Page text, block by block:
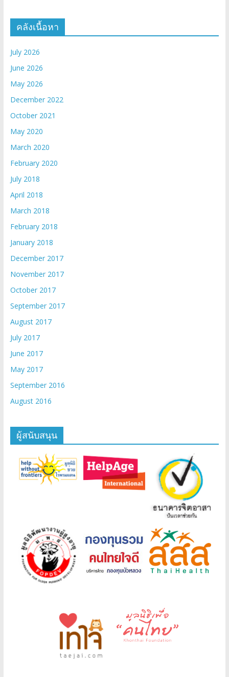
คลังเนื้อหา
July 2026
June 2026
May 2026
December 2022
October 2021
May 2020
March 2020
February 2020
July 2018
April 2018
March 2018
February 2018
January 2018
December 2017
November 2017
October 2017
September 2017
August 2017
July 2017
June 2017
May 2017
September 2016
August 2016
ผู้สนับสนุน